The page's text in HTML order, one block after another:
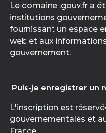
Le domaine .gouv.fr a
institutions
fournissant un espace
web et aux
gouvernement.
Puis-je enregistrer un
L'inscription est
gouvernementales et
France.